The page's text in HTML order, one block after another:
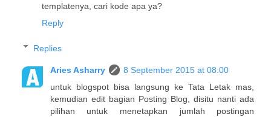
templatenya, cari kode apa ya?
Reply
Replies
Aries Asharry
8 September 2015 at 08:00
untuk blogspot bisa langsung ke Tata Letak mas,
kemudian edit bagian Posting Blog, disitu nanti ada
pilihan untuk menetapkan jumlah postingan